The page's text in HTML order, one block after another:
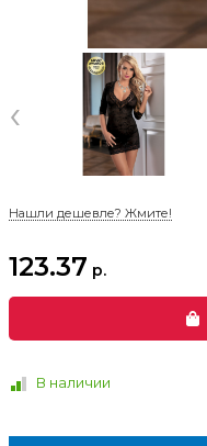
‹
Нашли дешевле? Жмите!
123.37 р.
В наличии